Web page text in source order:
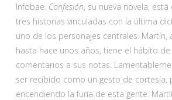
Infobae. Confesión, su nueva novela,
tres historias vinculadas con la última
uno de los personajes centrales. Martín,
hasta hace unos años, tiene el hábito
comentarios a sus notas.
ser recibido como un gesto de cortesía,
encendiendo la furia de esta gente.